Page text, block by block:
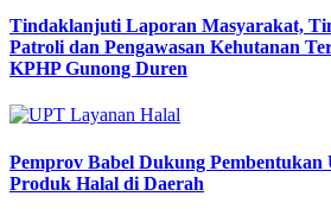
Tindaklanjuti Laporan Masyarakat,
Patroli dan Pengawasan Kehutanan
KPHP Gunong Duren
Pemprov Babel Dukung
Produk Halal di Daerah